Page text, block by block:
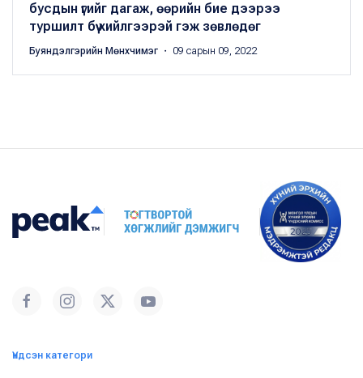
бусдын үгийг дагаж, өөрийн бие дээрээ
туршилт бүү хийлгээрэй гэж зөвлөдөг
Буяндэлгэрийн Мөнхчимэг ・ 09 сарын 09, 2022
Үндсэн категори